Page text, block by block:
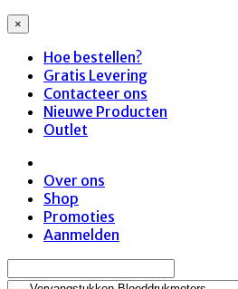
×
Hoe bestellen?
Gratis Levering
Contacteer ons
Nieuwe Producten
Outlet
Over ons
Shop
Promoties
Aanmelden